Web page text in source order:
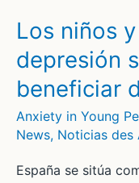
López
Ruiz:
“Cuando
me
recuerdan
que
una
Los niños
depresión
beneficiar
Anxiety in Young
News, Noticias des
España se sitúa